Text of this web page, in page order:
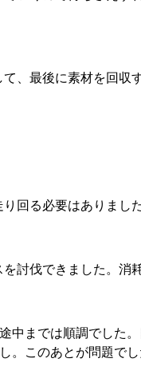
、最後に素材を回収
回る必要はありまし
討伐できました。消
中までは順調でした
このあとが問題でし